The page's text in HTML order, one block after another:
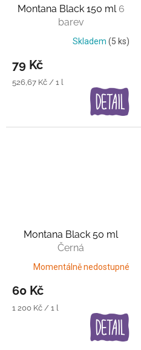
Montana Black 150 ml 6
barev
Skladem (5 ks)
79 Kč
Měrná
526,67 Kč / 1 l
Montana Black 50 ml
Černá
Momentálně nedostupné
60 Kč
Měrná
1 200 Kč / 1 l